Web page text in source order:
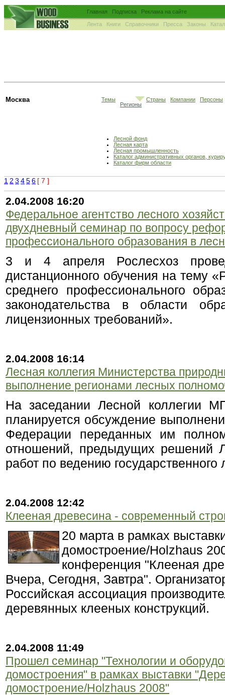
Главная Подписка Реклама на сайте
Лента Книги Справочники Пресса Законы
Москва
Темы
Регионы
Страны Компании Персоны
Лесной фонд
Лесная карта
Лесная промышленность
Каталог административных органов,
Каталог фирм области
1 2 3 456 [ 7 ]
2.04.2008 16:20
Федеральное агентство лесного
двухдневный семинар по вопросу
профессионального образования в
3 и 4 апреля Рослесхоз
дистанционного обучения на тему
среднего профессионального
законодательства в области
лицензионных требований».
2.04.2008 16:14
Лесная коллегия Министерства
выполнение регионами лесных
На заседании Лесной коллегии
планируется обсуждение
Федерации переданных им
отношений, предыдущих решений
работ по ведению государственного
2.04.2008 12:42
Клееная древесина - современный
20 марта в рамках
домостроение/Holzhaus
конференция "Клееная
Вчера, Сегодня, Завтра".
Российская ассоциация
деревянных клееных конструкций.
2.04.2008 11:49
Прошел семинар "Технологии и
домостроения" в рамках выставки
домостроение/Holzhaus 2008"